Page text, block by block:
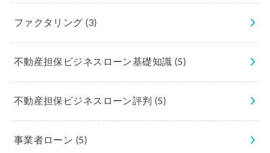
ファクタリング(3)
不動産担保ビジネスローン基礎知識 (5)
不動産担保ビジネスローン評判(5)
事業者ローン (5)